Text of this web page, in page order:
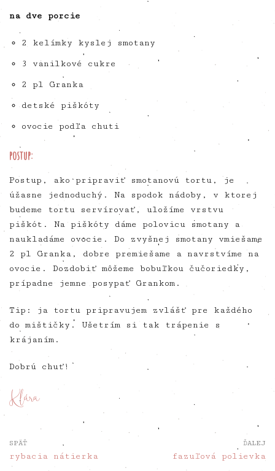
na dve porcie
2 kelímky kyslej smotany
3 vanilkové cukre
2 pl Granka
detské piškóty
ovocie podľa chuti
postup:
Postup, ako pripraviť smotanovú tortu, je
úžasne jednoduchý. Na spodok nádoby, v ktorej
budeme tortu servírovať, uložíme vrstvu
piškót. Na piškóty dáme polovicu smotany a
naukladáme ovocie. Do zvyšnej smotany vmiešame
2 pl Granka, dobre premiešame a navrstvíme na
ovocie. Dozdobiť môžeme bobuľkou čučoriedky,
prípadne jemne posypať Grankom.
Tip: ja tortu pripravujem zvlášť pre každého
do mištičky. Ušetrím si tak trápenie s
krájaním.
Dobrú chuť!
SPÄŤ
rybacia nátierka
ĎALEJ
fazuľová polievka